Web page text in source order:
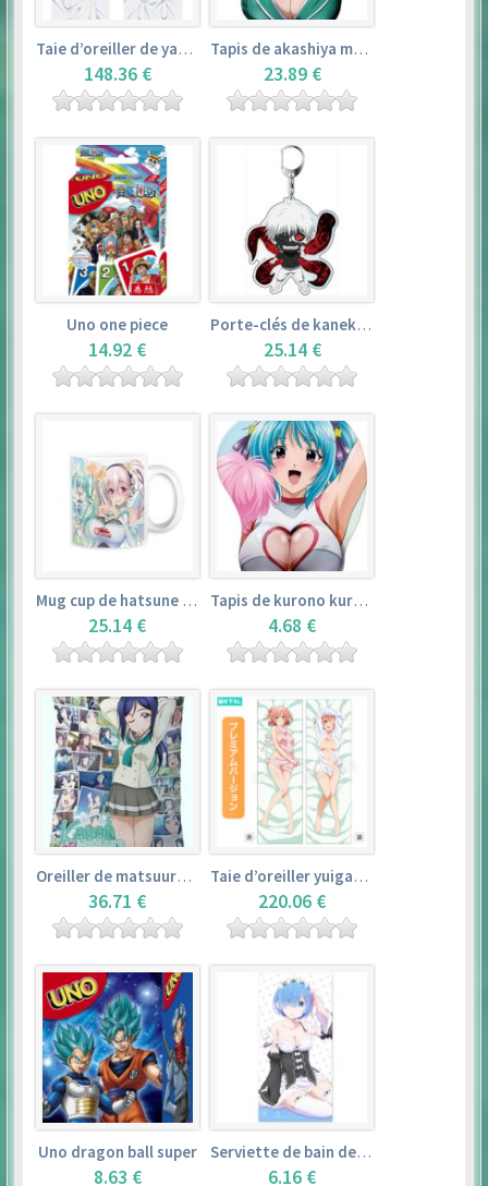
Taie d’oreiller de yamada elf – eromanga sensei
148.36 €
Tapis de akashiya moka – rosario + vampire
23.89 €
Uno one piece
14.92 €
Porte-clés de kaneki ken – tokyo ghoul
25.14 €
Mug cup de hatsune miku & super sonico – vocaloid
25.14 €
Tapis de kurono kurumu – rosario + vampire
4.68 €
Oreiller de matsuura kanan (35cm×53cm) – love live! sunshine!!
36.71 €
Taie d’oreiller yuigahama yui (50cm×150cm) – yahari ore no seishun love comedy wa machigatteiru. zoku
220.06 €
Uno dragon ball super
8.63 €
Serviette de bain de rem (120×60cm) – re:zero kara hajimeru isekai seikatsu
6.16 €